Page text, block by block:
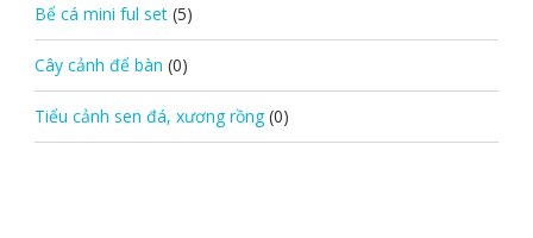
Bể cá mini ful set (5)
Cây cảnh để bàn (0)
Tiểu cảnh sen đá, xương rồng (0)